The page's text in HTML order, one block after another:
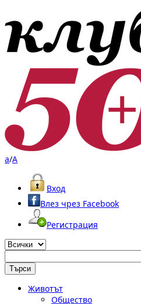
a/A
Вход
Влез чрез Facebook
Регистрация
Животът
Общество